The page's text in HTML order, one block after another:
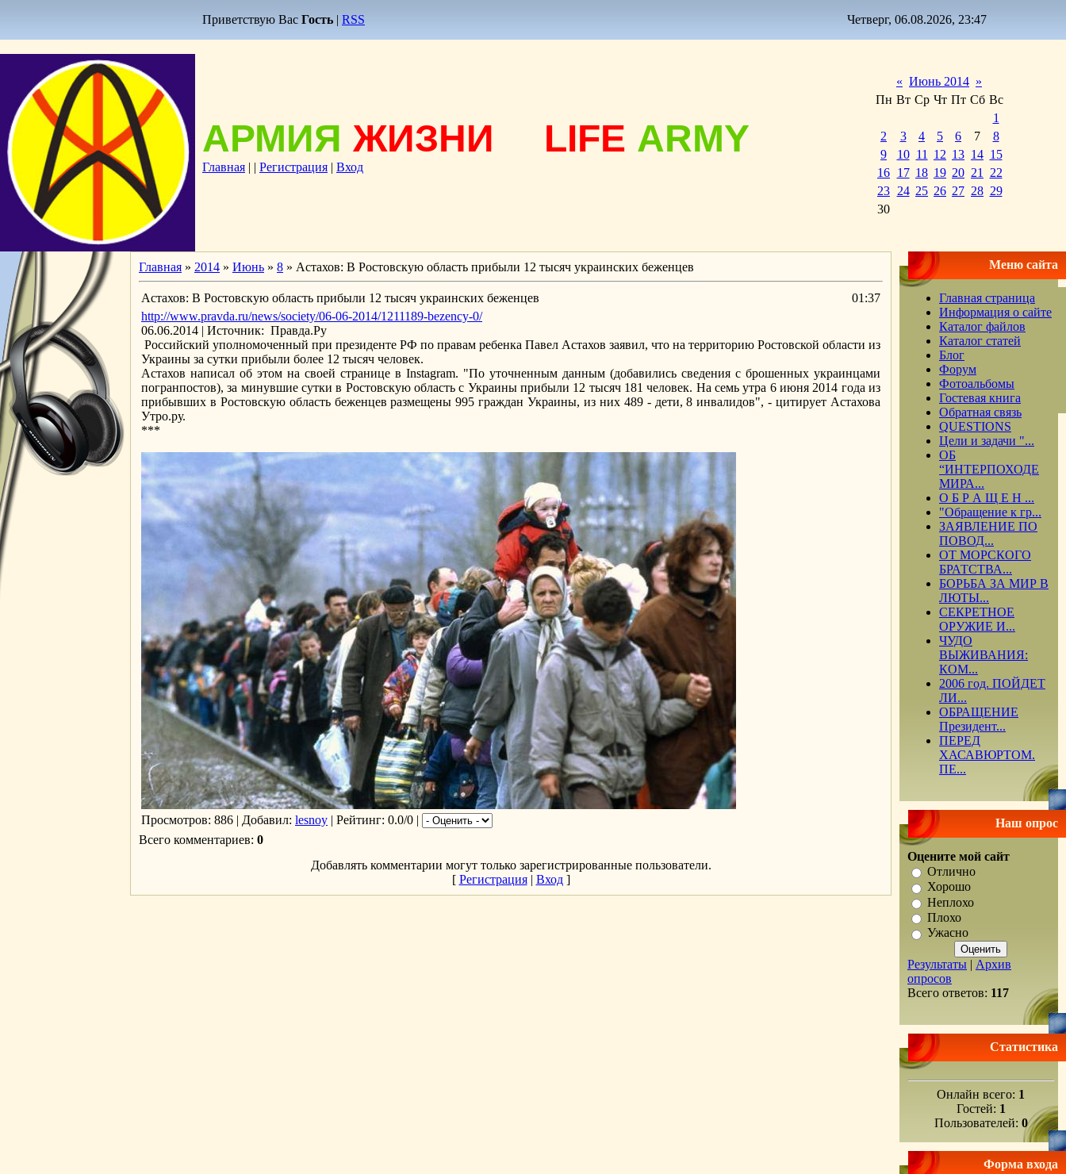
Приветствую Вас Гость | RSS Четверг, 06.08.2026, 23:47
АРМИЯ ЖИЗНИ LIFE ARMY
Главная | | Регистрация | Вход
« Июнь 2014 »
Пн Вт Ср Чт Пт Сб Вс
1
2
3 4 5 6 7
8
9
10 11 12 13 14 15
16 17 18 19 20 21
22
23 24 25 26 27 28 29
30
Главная » 2014 » Июнь » 8 » Астахов: В Ростовскую область прибыли 12 тысяч украинских беженцев
Астахов: В Ростовскую область прибыли 12 тысяч украинских беженцев
01:37
http://www.pravda.ru/news/society/06-06-2014/1211189-bezency-0/
06.06.2014 | Источник: Правда.Ру
Российский уполномоченный при президенте РФ по правам ребенка Павел Астахов заявил, что на территорию Ростовской области из
Украины за сутки прибыли более 12 тысяч человек.
Астахов написал об этом на своей странице в Instagram. "По уточненным данным (добавились сведения с брошенных украинцами
погранпостов), за минувшие сутки в Ростовскую область с Украины прибыли 12 тысяч 181 человек. На семь утра 6 июня 2014 года из
прибывших в Ростовскую область беженцев размещены 995 граждан Украины, из них 489 - дети, 8 инвалидов", - цитирует Астахова
Утро.ру.
***
Просмотров: 886 | Добавил: lesnoy | Рейтинг: 0.0/0 |
Всего комментариев: 0
Добавлять комментарии могут только зарегистрированные пользователи.
[ Регистрация| Вход]
Меню сайта
Главная страница
Информация о сайте
Каталог файлов
Каталог статей
Блог
Форум
Фотоальбомы
Гостевая книга
Обратная связь
QUESTIONS
Цели и задачи "...
ОБ
“ИНТЕРПОХОДЕ
МИРА...
О Б Р А Щ Е Н ...
"Обращение к гр...
ЗАЯВЛЕНИЕ ПО
ПОВОД...
ОТ МОРСКОГО
БРАТСТВА...
БОРЬБА ЗА МИР В
ЛЮТЫ...
СЕКРЕТНОЕ
ОРУЖИЕ И...
ЧУДО
ВЫЖИВАНИЯ:
КОМ...
2006 год. ПОЙДЕТ
ЛИ...
ОБРАЩЕНИЕ
Президент...
ПЕРЕД
ХАСАВЮРТОМ.
ПЕ...
Наш опрос
Оцените мой сайт
Отлично
Хорошо
Неплохо
Плохо
Ужасно
Результаты | Архив
опросов
Всего ответов: 117
Статистика
Онлайн всего: 1
Гостей: 1
Пользователей: 0
Форма входа